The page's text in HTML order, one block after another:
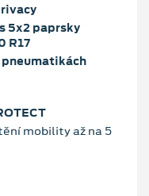
5x2 paprsky
R17
mobility až na 5